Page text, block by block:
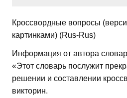
Кроссвордные вопросы
картинками) (Rus-Rus)
Информация от автора
«Этот словарь послужит
решении и составлении
викторин.